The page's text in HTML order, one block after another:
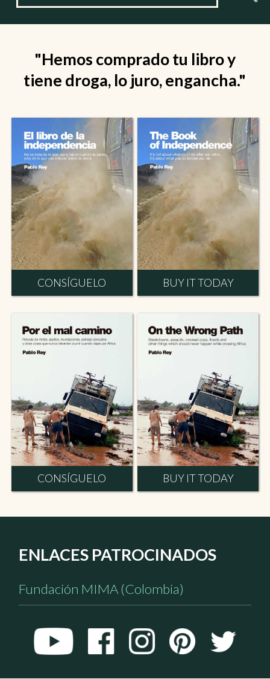
"Hemos comprado tu libro y
tiene droga, lo juro, engancha."
CONSÍGUELO BUY IT TODAY
CONSÍGUELO BUY IT TODAY
ENLACES PATROCINADOS
Fundación MIMA (Colombia)